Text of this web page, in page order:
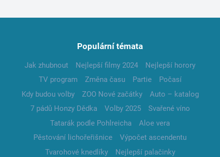
Populární témata
Jak zhubnout Nejlepší filmy 2024
Nejlepší horory
TV program
Změna času Partie
Počasí
Kdy budou volby
ZOO Nové začátky
Auto – katalog
7 pádů Honzy Dědka
Volby 2025
Svařené víno
Tatarák podle Pohlreicha
Aloe vera
Pěstování lichořeřišnice
Výpočet ascendentu
Tvarohové knedlíky
Nejlepší palačinky